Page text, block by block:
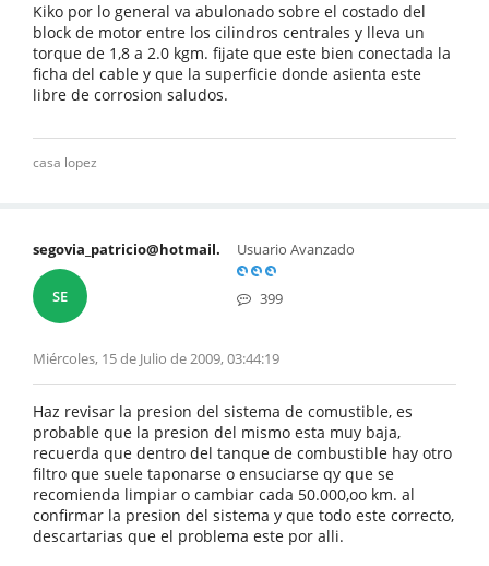
Kiko por lo general va abulonado sobre el costado del
block de motor entre los cilindros centrales y lleva un
torque de 1,8 a 2.0 kgm. fijate que este bien conectada la
ficha del cable y que la superficie donde asienta este
libre de corrosion saludos.
casa lopez
segovia_patricio@hotmail.
SE
Usuario Avanzado
399
Miércoles, 15 de Julio de 2009, 03:44:19
Haz revisar la presion del sistema de comustible, es
probable que la presion del mismo esta muy baja,
recuerda que dentro del tanque de combustible hay otro
filtro que suele taponarse o ensuciarse qy que se
recomienda limpiar o cambiar cada 50.000,oo km. al
confirmar la presion del sistema y que todo este correcto,
descartarias que el problema este por alli.